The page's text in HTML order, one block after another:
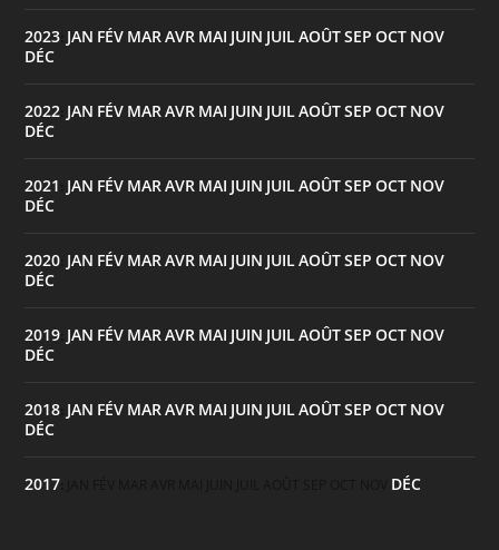
2023 JAN FÉV MARAVR MAI JUIN JUILAOÛTSEP OCT NOV
DÉC
2022 JAN FÉV MARAVR MAI JUIN JUILAOÛTSEP OCT NOV
DÉC
2021 JAN FÉV MARAVR MAI JUIN JUILAOÛTSEP OCT NOV
DÉC
2020 JAN FÉV MARAVR MAI JUIN JUILAOÛTSEP OCT NOV
DÉC
2019 JAN FÉV MARAVR MAI JUIN JUILAOÛTSEP OCT NOV
DÉC
2018 JAN FÉV MARAVR MAI JUIN JUILAOÛTSEP OCT NOV
DÉC
2017 DÉC